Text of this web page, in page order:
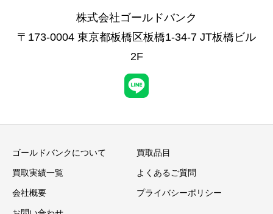
株式会社ゴールドバンク
〒173-0004 東京都板橋区板橋1-34-7 JT板橋ビル
2F
ゴールドバンクについて 買取品目
買取実績一覧 よくあるご質問
会社概要 プライバシーポリシー